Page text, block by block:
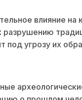
влияние на
разрушению
под угрозу их